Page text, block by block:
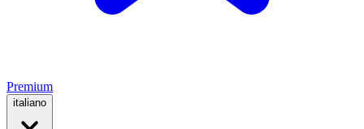
Premium
italiano